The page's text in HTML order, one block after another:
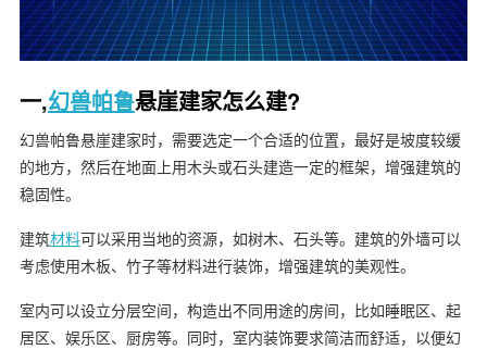
一,幻兽帕鲁悬崖建家怎么建?
幻兽帕鲁悬崖建家时，需要选定一个合适的位置，最好是坡度较缓
的地方，然后在地面上用木头或石头建造一定的框架，增强建筑的
稳固性。
建筑材料可以采用当地的资源，如树木、石头等。建筑的外墙可以
考虑使用木板、竹子等材料进行装饰，增强建筑的美观性。
室内可以设立分层空间，构造出不同用途的房间，比如睡眠区、起
居区、娱乐区、厨房等。同时，室内装饰要求简洁而舒适，以便幻